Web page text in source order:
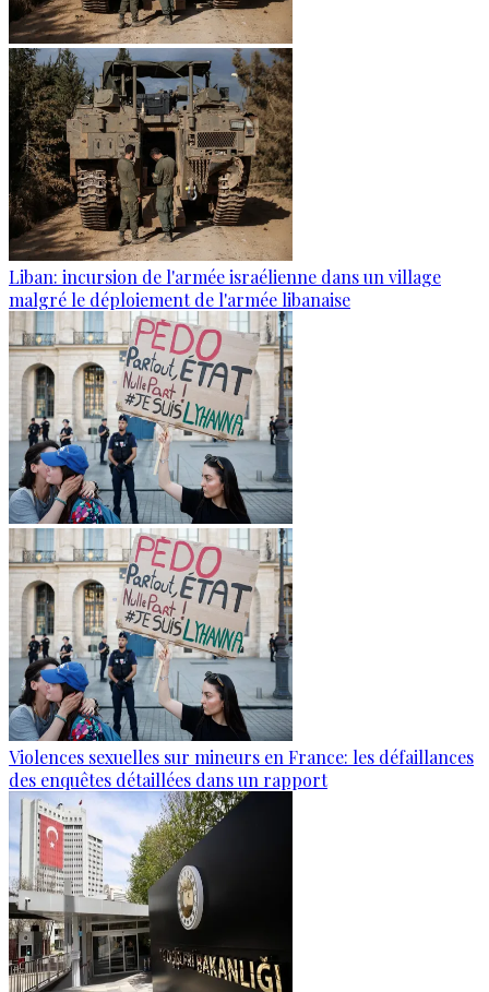
Liban: incursion de l'armée israélienne dans un village
malgré le déploiement de l'armée libanaise
Violences sexuelles sur mineurs en France: les défaillances
des enquêtes détaillées dans un rapport